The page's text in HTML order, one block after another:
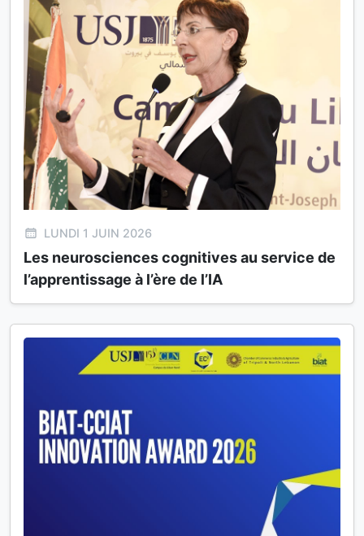
LUNDI 1 JUIN 2026
Les neurosciences cognitives au service de
l’apprentissage à l’ère de l’IA